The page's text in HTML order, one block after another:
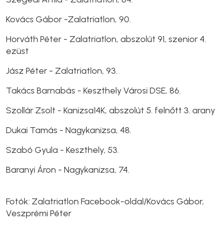
Kovács Gábor -Zalatriatlon, 90.
Horváth Péter - Zalatriatlon, abszolút 91, szenior 4.
ezüst
Jász Péter - Zalatriatlon, 93.
Takács Barnabás - Keszthely Városi DSE, 86.
Szollár Zsolt - Kanizsa14K, abszolút 5. felnőtt 3. arany
Dukai Tamás - Nagykanizsa, 48.
Szabó Gyula - Keszthely, 53.
Baranyi Áron - Nagykanizsa, 74.
Fotók: Zalatriatlon Facebook-oldal/Kovács Gábor,
Veszprémi Péter